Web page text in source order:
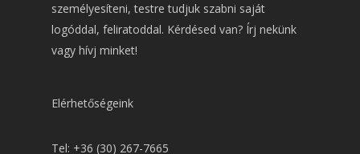
személyesíteni, testre tudjuk szabni saját
logóddal, feliratoddal. Kérdésed van? Írj nekünk
vagy hívj minket!
Elérhetőségeink
Tel: +36 (30) 267-7665